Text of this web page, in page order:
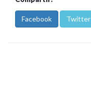
Facebook Twitter